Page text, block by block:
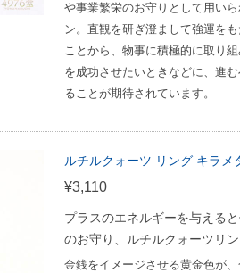
や事業繁栄のお守りとして用い
ン。直観を研ぎ澄まして強運を
ことから、物事に積極的に取り
を成功させたいときなどに、進
ることが期待されています。
ルチルクォーツ リング キラメ
¥3,110
プラスのエネルギーを与える
のお守り、ルチルクォーツリ
金銭をイメージさせる黄金色が